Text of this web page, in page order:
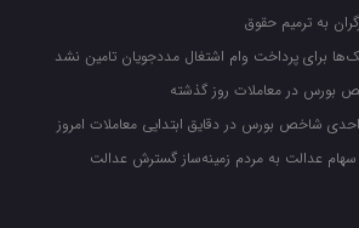
به ترمیم حقوق
برای پرداخت وام اشتغال مددجویان تامین نشد
بورس در معاملات روز گذشته
عدالت به مردم زمینه‌ساز گسترش عدالت